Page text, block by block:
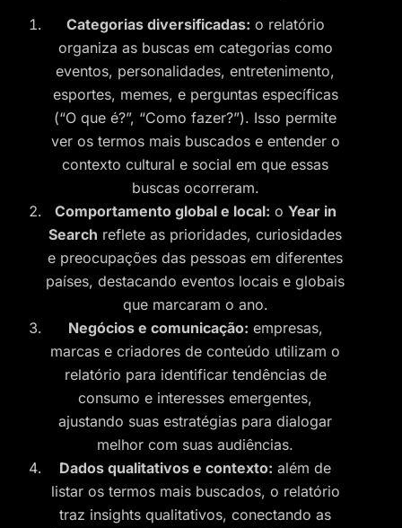
Categorias diversificadas: o relatório
organiza as buscas em categorias como
eventos, personalidades, entretenimento,
esportes, memes, e perguntas específicas
(“O que é?”, “Como fazer?”). Isso permite
ver os termos mais buscados e entender o
contexto cultural e social em que essas
buscas ocorreram.
Comportamento global e local: o Year in
Search reflete as prioridades, curiosidades
e preocupações das pessoas em diferentes
países, destacando eventos locais e globais
que marcaram o ano.
Negócios e comunicação: empresas,
marcas e criadores de conteúdo utilizam o
relatório para identificar tendências de
consumo e interesses emergentes,
ajustando suas estratégias para dialogar
melhor com suas audiências.
Dados qualitativos e contexto: além de
listar os termos mais buscados, o relatório
traz insights qualitativos, conectando as